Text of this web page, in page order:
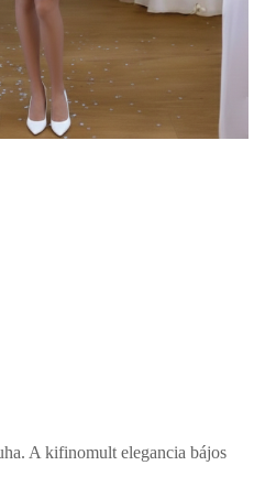
A kifinomult elegancia bájos